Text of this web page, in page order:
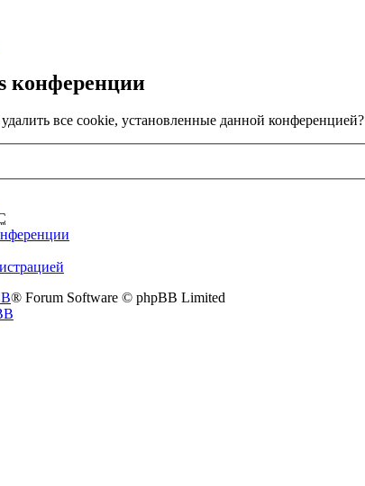
конференции
все cookie, установленные данной конференцией?
® Forum Software © phpBB Limited